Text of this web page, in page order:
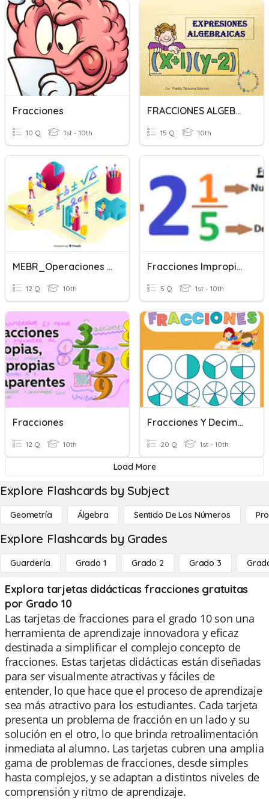
Fracciones
10 Q 1st - 10th
FRACCIONES ALGEBRAICAS
15 Q 10th
MEBR_Operaciones Con Polinomios Y Fracciones Algebraicas
12 Q 10th
Fracciones Impropias, Números Mixtos 3°
5 Q 1st - 10th
Fracciones
12 Q 10th
Fracciones Y Decimales
20 Q 1st - 10th
Load More
Explore Flashcards by Subject
Geometría Álgebra Sentido De Los Números
Explore Flashcards by Grades
Guardería Grado 1 Grado 2 Grado 3
Explora tarjetas didácticas fracciones gratuitas
por Grado 10
Las tarjetas de fracciones para el grado 10 son una
herramienta de aprendizaje innovadora y eficaz
destinada a simplificar el complejo concepto de
fracciones. Estas tarjetas didácticas están diseñadas
para ser visualmente atractivas y fáciles de
entender, lo que hace que el proceso de aprendizaje
sea más atractivo para los estudiantes. Cada tarjeta
presenta un problema de fracción en un lado y su
solución en el otro, lo que brinda retroalimentación
inmediata al alumno. Las tarjetas cubren una amplia
gama de problemas de fracciones, desde simples
hasta complejos, y se adaptan a distintos niveles de
comprensión y ritmo de aprendizaje.